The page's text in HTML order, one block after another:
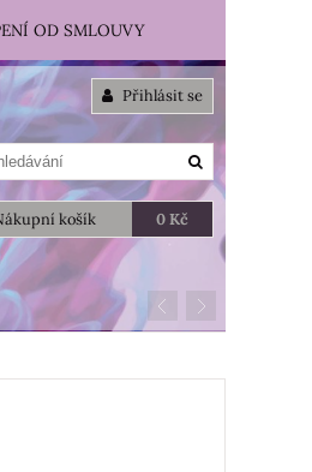
Přihlásit se
košík 0 Kč
OD SMLOUVY